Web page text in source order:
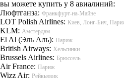
вы можете купить у 8 авиалиний:
Люфтганза: Франкфурт-на-Майне
LOT Polish Airlines: Киев, Лонг-Бич,
KLM: Амстердам
El Al (Эль Аль): Париж
British Airways: Хельсинки
Brussels Airlines: Брюссель
Air France: Париж
Wizz Air: Рейкьявик